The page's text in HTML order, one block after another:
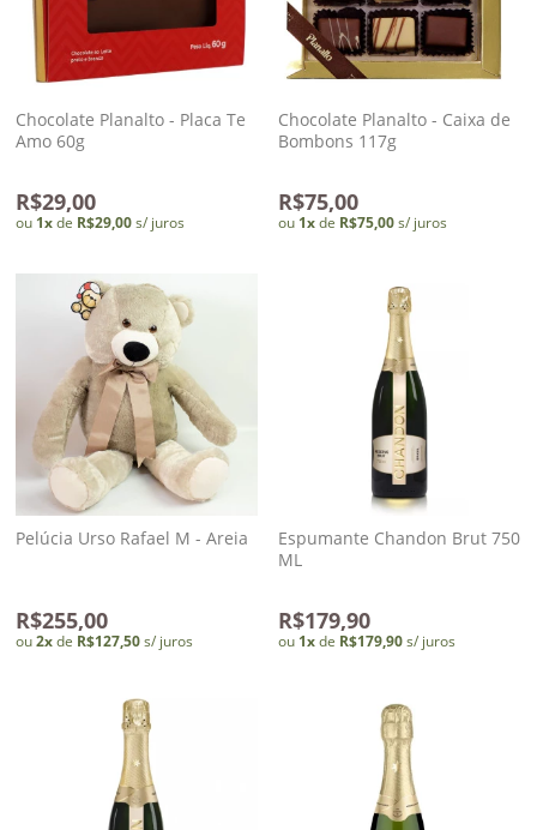
Chocolate Planalto - Placa Te
Amo 60g
R$29,00
ou 1xde R$29,00s/ juros
Chocolate Planalto - Caixa de
Bombons 117g
R$75,00
ou 1xde R$75,00s/ juros
Pelúcia Urso Rafael M - Areia
R$255,00
ou2xde R$127,50s/ juros
Espumante Chandon Brut 750
ML
R$179,90
ou 1xde R$179,90s/ juros